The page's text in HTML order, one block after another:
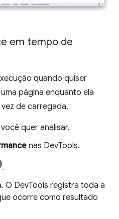
em tempo de
quando quiser
página enquanto ela
de carregada.
quer analisar.
nas DevTools.
.
O DevTools registra toda a
ocorre como resultado